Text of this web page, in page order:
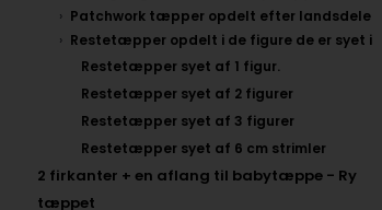
Patchwork tæpper opdelt efter landsdele
Restetæpper opdelt i de figure de er syet i
Restetæpper syet af 1 figur.
Restetæpper syet af 2 figurer
Restetæpper syet af 3 figurer
Restetæpper syet af 6 cm strimler
2 firkanter + en aflang til babytæppe - Ry
tæppet